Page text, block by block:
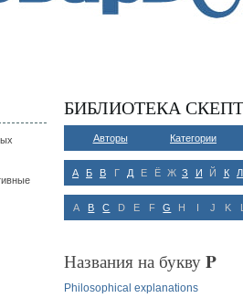
БИБЛИОТЕКА
Авторы Категории
А Б В Г Д Е Ё Ж З И Й К Л
A B C D E F G H I J K
Названия на букву P
Philosophical explanations